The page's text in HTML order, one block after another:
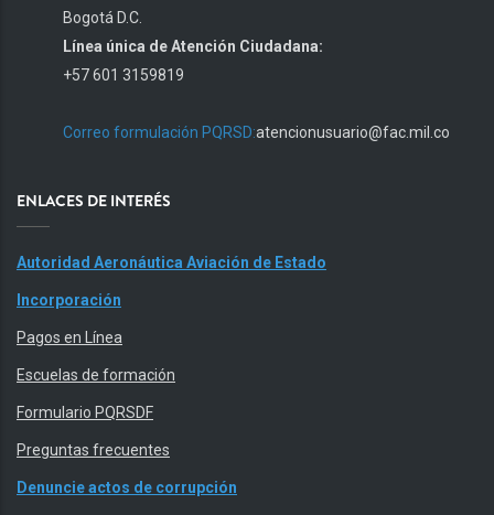
Bogotá D.C.
Línea única de Atención Ciudadana:
+57 601 3159819
Correo formulación PQRSD:atencionusuario@fac.mil.co
ENLACES DE INTERÉS
Autoridad Aeronáutica Aviación de Estado
Incorporación
Pagos en Línea
Escuelas de formación
Formulario PQRSDF
Preguntas frecuentes
Denuncie actos de corrupción